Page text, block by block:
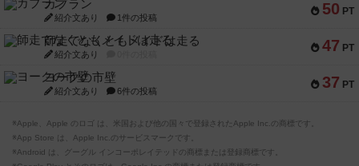
50 PT
カブラン
紹介文あり 1件の投稿
47 PT
師走でなくともメイドは走る
紹介文あり
37 PT
ヨークの市壁
紹介文あり 6件の投稿
※Apple、Apple のロゴ は、米国および他の国々で登録されたApple Inc.の商標です。
※App Store は、Apple Inc.のサービスマークです。
※Android は、グーグル インコーポレイテッドの商標または登録商標です。